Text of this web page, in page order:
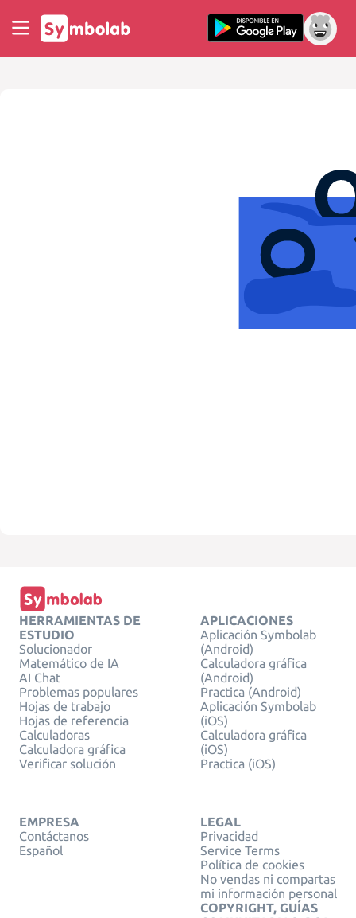
HERRAMIENTAS DE
ESTUDIO
Solucionador
Matemático de IA
AI Chat
Problemas populares
Hojas de trabajo
Hojas de referencia
Calculadoras
Calculadora gráfica
Verificar solución
APLICACIONES
Aplicación Symbolab
(Android)
Calculadora gráfica
(Android)
Practica (Android)
Aplicación Symbolab
(iOS)
Calculadora gráfica
(iOS)
Practica (iOS)
EMPRESA
Contáctanos
Español
LEGAL
Privacidad
Service Terms
Política de cookies
No vendas ni compartas
mi información personal
COPYRIGHT, GUÍAS